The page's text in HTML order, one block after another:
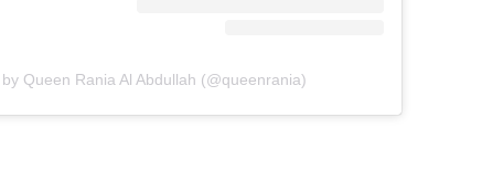
Queen Rania Al Abdullah (@queenrania)